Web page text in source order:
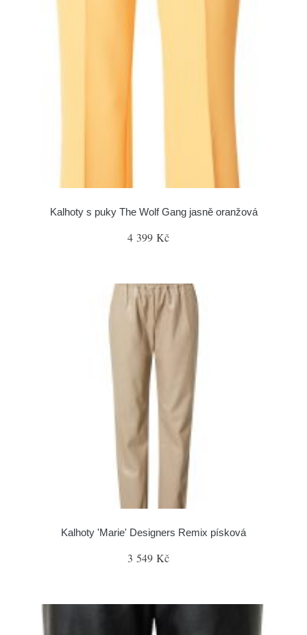
Kalhoty s puky The Wolf Gang jasně oranžová
4 399 Kč
Kalhoty 'Marie' Designers Remix písková
3 549 Kč